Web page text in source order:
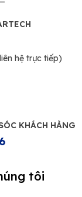
hệ trực tiếp)
KHÁCH HÀNG
tôi